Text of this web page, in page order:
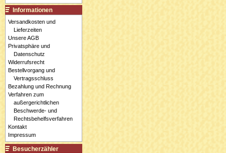
Informationen
Versandkosten und
Lieferzeiten
Unsere AGB
Privatsphäre und
Datenschutz
Widerrufsrecht
Bestellvorgang und
Vertragsschluss
Bezahlung und Rechnung
Verfahren zum
außergerichtlichen
Beschwerde- und
Rechtsbehelfsverfahren
Kontakt
Impressum
Besucherzähler